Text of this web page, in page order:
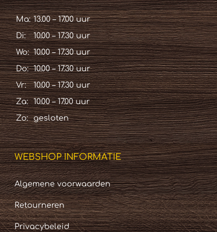
Ma: 13.00 – 17.00 uur
Di:
10.00 – 17.30 uur
Wo: 10.00 – 17.30 uur
Do: 10.00 – 17.30 uur
Vr:
10.00 – 17.30 uur
Za:
10.00 – 17.00 uur
Zo:
gesloten
WEBSHOP INFORMATIE
Algemene voorwaarden
Retourneren
Privacybeleid